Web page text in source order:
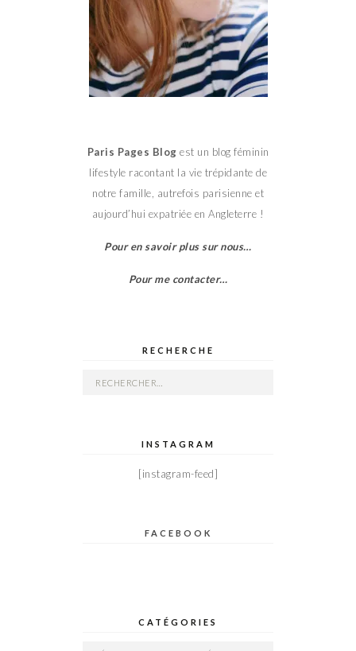
Paris Pages Blog est un blog féminin
lifestyle racontant la vie trépidante de
notre famille, autrefois parisienne et
aujourd’hui expatriée en Angleterre !
Pour en savoir plus sur nous…
Pour me contacter…
RECHERCHE
Rechercher :
INSTAGRAM
[instagram-feed]
FACEBOOK
CATÉGORIES